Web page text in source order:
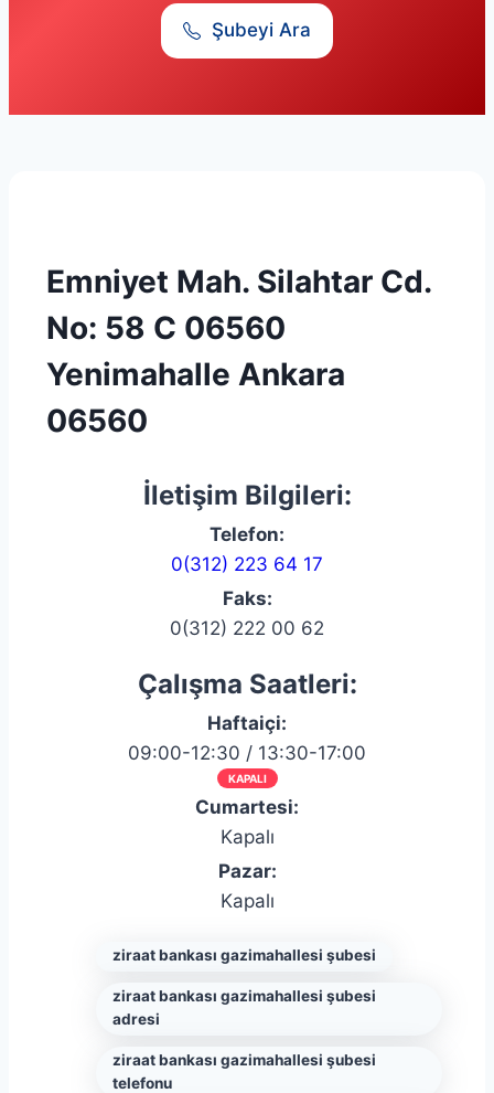
Şubeyi Ara
Emniyet Mah. Silahtar Cd.
No: 58 C 06560
Yenimahalle Ankara
06560
İletişim Bilgileri:
Telefon:
0(312) 223 64 17
Faks:
0(312) 222 00 62
Çalışma Saatleri:
Haftaiçi:
09:00-12:30 / 13:30-17:00
KAPALI
Cumartesi:
Kapalı
Pazar:
Kapalı
ziraat bankası gazimahallesi şubesi
ziraat bankası gazimahallesi şubesi
adresi
ziraat bankası gazimahallesi şubesi
telefonu